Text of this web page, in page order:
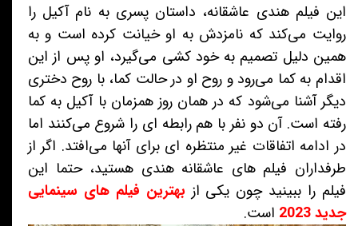
این فیلم هندی عاشقانه، داستان پسری به نام آکیل را
روایت می‌کند که نامزدش به او خیانت کرده است و به
همین دلیل تصمیم به خود کشی می‌گیرد، او پس از این
اقدام به کما می‌رود و روح او در حالت کما، با روح دختری
دیگر آشنا می‌شود که در همان روز همزمان با آکیل به کما
رفته است. آن دو نفر با هم رابطه ای را شروع می‌کنند اما
در ادامه اتفاقات غیر منتظره ای برای آنها می‌افتد. اگر از
طرفداران فیلم های عاشقانه هندی هستید، حتما این
فیلم را ببینید چون یکی از بهترین فیلم های سینمایی
جدید 2023
است.